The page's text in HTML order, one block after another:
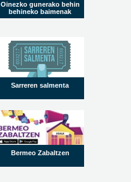
Oinezko gunerako behin
behineko baimenak
Sarreren salmenta
Bermeo Zabaltzen